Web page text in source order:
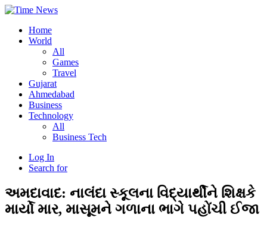
Home
World
All
Games
Travel
Gujarat
Ahmedabad
Business
Technology
All
Business Tech
Log In
Search for
અમદાવાદ: નાલંદા સ્કૂલના વિદ્યાર્થીને શિક્ષકે
માર્યો માર, માસૂમને ગળાના ભાગે પહોંચી ઈજા